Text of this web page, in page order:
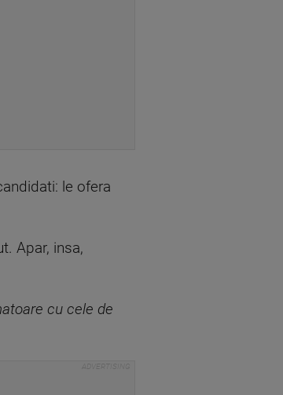
le ofera
Apar, insa,
cu cele de